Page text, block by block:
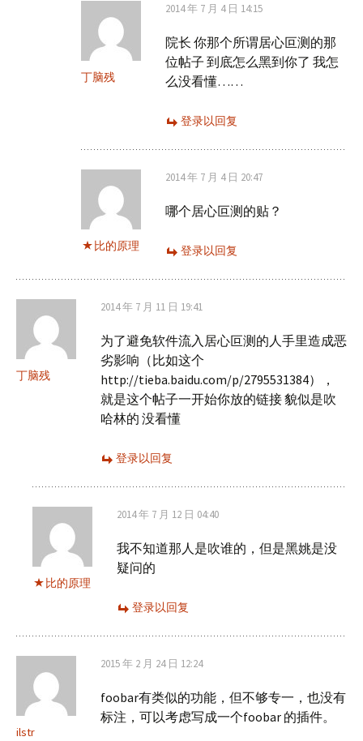
丁脑残
2014 年 7 月 4 日 14:15
院长 你那个所谓居心叵测的那
位帖子 到底怎么黑到你了 我怎
么没看懂……
登录以回复
比的原理
2014 年 7 月 4 日 20:47
哪个居心叵测的贴？
登录以回复
丁脑残
2014 年 7 月 11 日 19:41
为了避免软件流入居心叵测的人手里造成恶
劣影响（比如这个
http://tieba.baidu.com/p/2795531384），
就是这个帖子一开始你放的链接 貌似是吹
哈林的 没看懂
登录以回复
比的原理
2014 年 7 月 12 日 04:40
我不知道那人是吹谁的，但是黑姚是没
疑问的
登录以回复
ilstr
2015 年 2 月 24 日 12:24
foobar有类似的功能，但不够专一，也没有
标注，可以考虑写成一个foobar 的插件。